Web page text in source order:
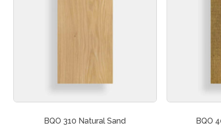
BQO 310 Natural Sand BQO